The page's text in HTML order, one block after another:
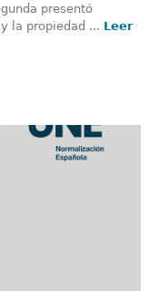
presentó
la propiedad ... Leer